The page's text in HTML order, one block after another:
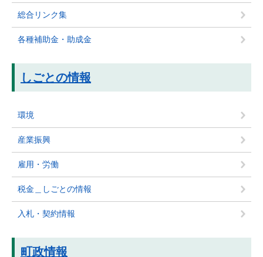
総合リンク集
各種補助金・助成金
しごとの情報
環境
産業振興
雇用・労働
税金＿しごとの情報
入札・契約情報
町政情報